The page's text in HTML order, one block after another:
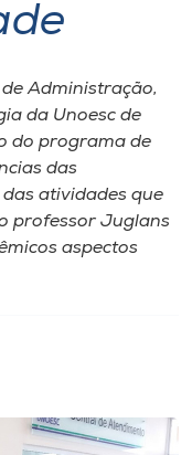
Administração,
da Unoesc de
do programa de
das
atividades que
professor Juglans
aspectos